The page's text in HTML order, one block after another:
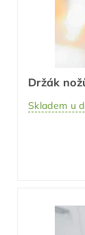
Držák
Skladem u